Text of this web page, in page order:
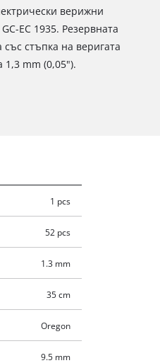
верижни
EC 1935. Резервната
стъпка на веригата
1,3 mm (0,05").
1 pcs
52 pcs
1.3 mm
35 cm
Oregon
9.5 mm